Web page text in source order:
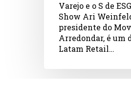
Varejo e o S de
Show Ari
presidente do
Arredondar, é um
Latam Retail…